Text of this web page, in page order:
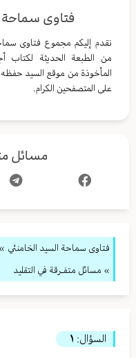
فتاوى سماحة
نقدم إليكم مجموع فتاوى
من الطبعة الحديثة لكتاب
المأخوذة من موقع السيد
على المتصفحين الكرام.
مسائل
فتاوى سماحة السيد الخامنئي »
» مسائل متفـرقة في التقليد
السؤال: ١